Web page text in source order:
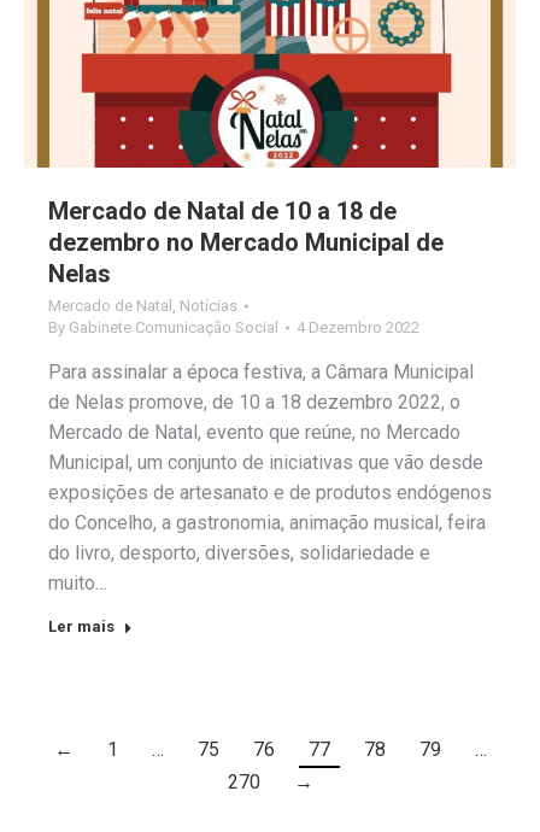
Mercado de Natal de 10 a 18 de
dezembro no Mercado Municipal de
Nelas
Mercado de Natal , Notícias
By Gabinete Comunicação Social 4 Dezembro 2022
Para assinalar a época festiva, a Câmara Municipal
de Nelas promove, de 10 a 18 dezembro 2022, o
Mercado de Natal, evento que reúne, no Mercado
Municipal, um conjunto de iniciativas que vão desde
exposições de artesanato e de produtos endógenos
do Concelho, a gastronomia, animação musical, feira
do livro, desporto, diversões, solidariedade e
muito…
Ler mais
← 1 … 75 76 77 78 79
…
270
→